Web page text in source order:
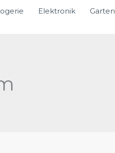
Elektronik
Garten